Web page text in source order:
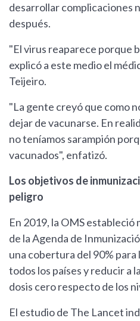
desarrollar complicaciones
después.
"El virus reaparece porque
explicó a este medio el
Teijeiro.
"La gente creyó que como
dejar de vacunarse. En
no teníamos sarampión
vacunados", enfatizó.
Los objetivos de
peligro
En 2019, la OMS estableció
de la Agenda de
una cobertura del 90% para
todos los países y reducir a
dosis cero respecto de los
El estudio de The Lancet